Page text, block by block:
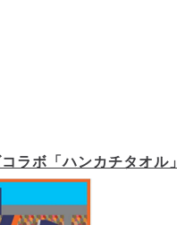
ラボ「ハンカチタオル」